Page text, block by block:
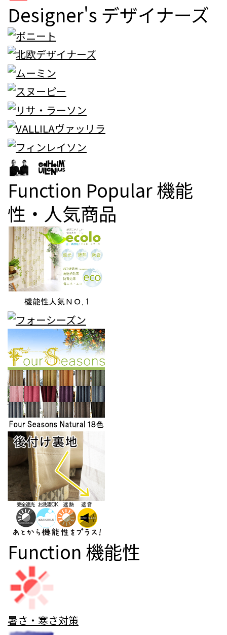
Designer's デザイナーズ
Function Popular機能
性・人気商品
Function 機能性
暑さ・寒さ対策